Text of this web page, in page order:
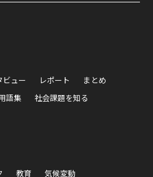
ビュー レポート
まとめ
語集 社会課題を知る
教育 気候変動